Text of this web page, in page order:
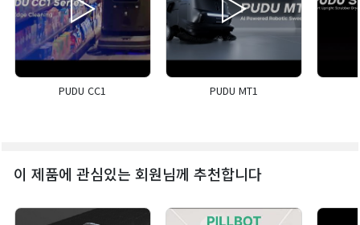
PUDU CC1 PUDU MT1
이 제품에 관심있는 회원님께 추천합니다